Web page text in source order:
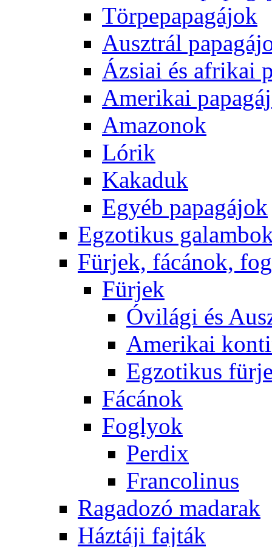
Törpepapagájok
Ausztrál
Ázsiai és afrikai
Amerikai
Amazonok
Lórik
Kakaduk
Egyéb papagájok
Egzotikus
Fürjek, fácánok,
Fürjek
Óvilági és
Amerikai
Egzotikus
Fácánok
Foglyok
Perdix
Francolinus
Ragadozó madarak
Háztáji fajták